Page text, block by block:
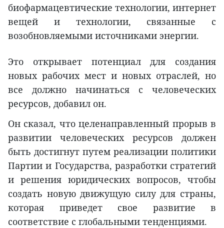
биофармацевтические технологии, интернет
вещей и технологии, связанные с
возобновляемыми источниками энергии.
Это открывает потенциал для создания
новых рабочих мест и новых отраслей, но
все должно начинаться с человеческих
ресурсов, добавил он.
Он сказал, что целенаправленный прорыв в
развитии человеческих ресурсов должен
быть достигнут путем реализации политики
Партии и Государства, разработки стратегий
и решения юридических вопросов, чтобы
создать новую движущую силу для страны,
которая приведет свое развитие в
соответствие с глобальными тенденциями.